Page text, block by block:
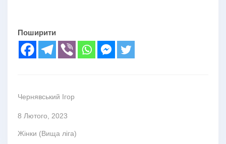
Поширити
Чернявський Ігор
8 Лютого, 2023
Жінки (Вища ліга)